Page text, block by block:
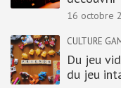
16 octobre
CULTURE
Du jeu
du jeu